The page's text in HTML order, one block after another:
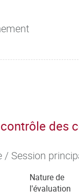
des
/ Session
Nature de
l'évaluation